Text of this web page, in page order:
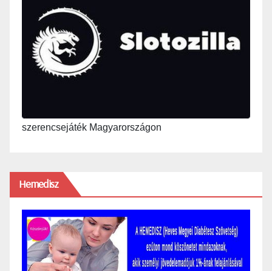
szerencsejáték Magyarországon
Hemedisz